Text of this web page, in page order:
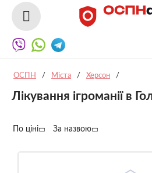
ОСПН / Міста / Херсон /
Лікування ігроманії в
По ціні За назвою